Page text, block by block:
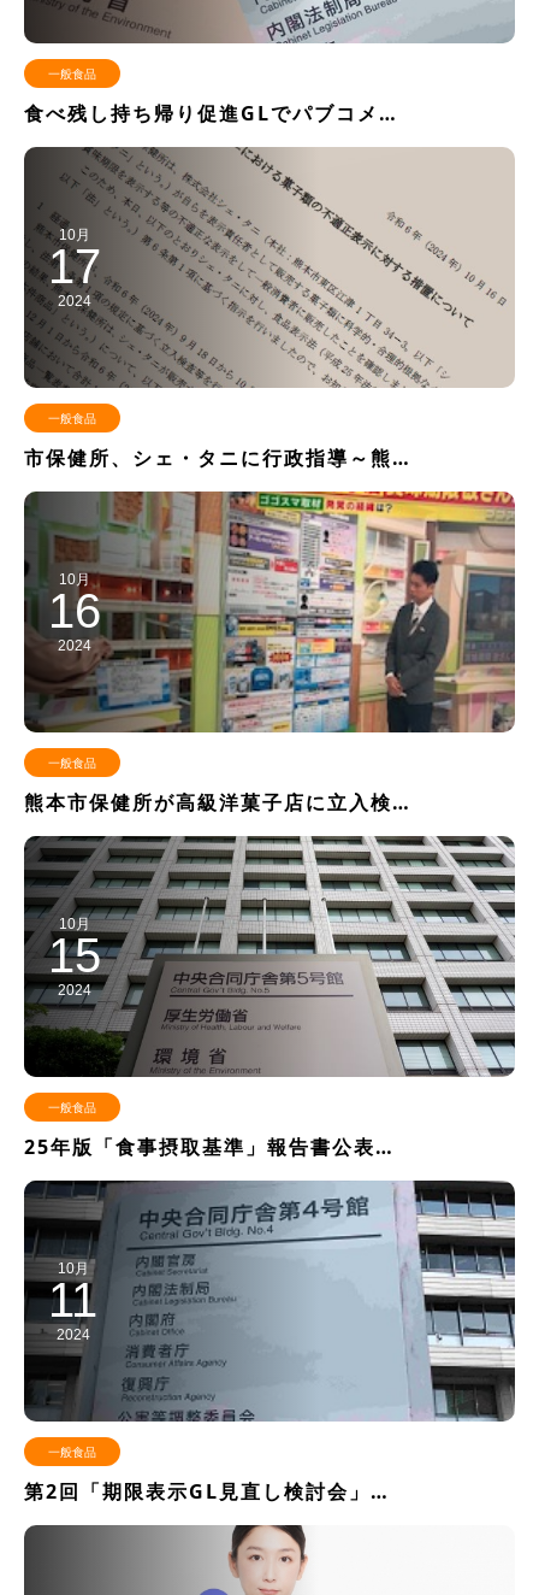
一般食品
食べ残し持ち帰り促進GLでパブコメ…
10月
17
2024
一般食品
市保健所、シェ・タニに行政指導～熊…
10月
16
2024
一般食品
熊本市保健所が高級洋菓子店に立入検…
10月
15
2024
一般食品
25年版「食事摂取基準」報告書公表…
10月
11
2024
一般食品
第2回「期限表示GL見直し検討会」…